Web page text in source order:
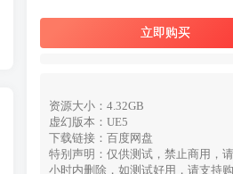
立即购买
资源大小：4.32GB
虚幻版本：UE5
下载链接：百度网盘
特别声明：仅供测试，禁止商用，
小时内删除，如测试好用，请支持购